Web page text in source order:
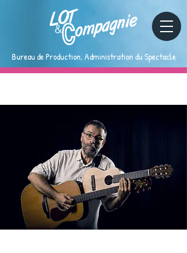
Bureau de Production, Administration du Spectacle